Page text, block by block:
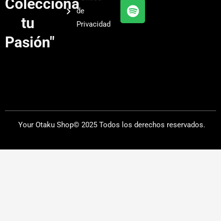
Colecciona
tu
Pasión"
de
Privacidad
e
r
a
y
Your Otaku Shop© 2025 Todos los derechos reservados.